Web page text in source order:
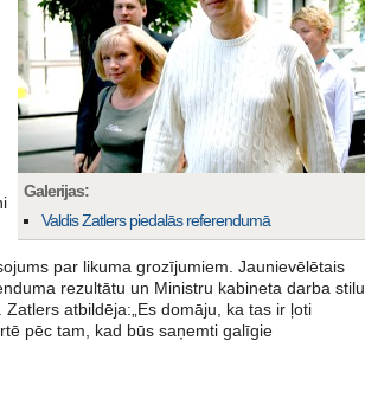
Galerijas:
Valdis Zatlers piedalās referendumā
par likuma grozījumiem. Jaunievēlētais
rezultātu un Ministru kabineta darba stilu.
atbildēja:„Es domāju, ka tas ir ļoti
pēc tam, kad būs saņemti galīgie